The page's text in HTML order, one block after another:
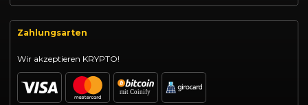
Zahlungsarten
Wir akzeptieren KRYPTO!